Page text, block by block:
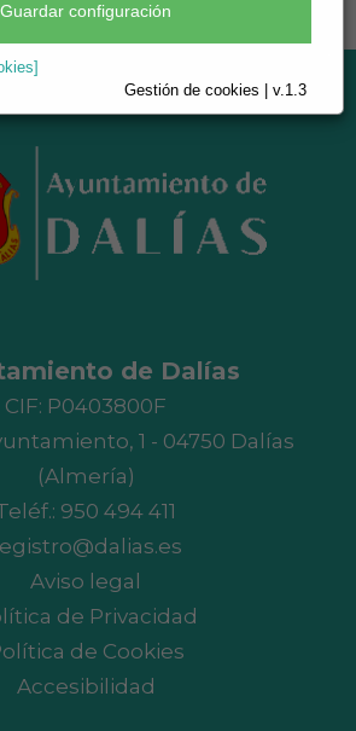
Guardar configuración
Gestión de cookies | v.1.3
de Dalías
CIF: P0403800F
1 - 04750 Dalías
(Almería)
950 494 411
Aviso legal
de Privacidad
de Cookies
Accesibilidad